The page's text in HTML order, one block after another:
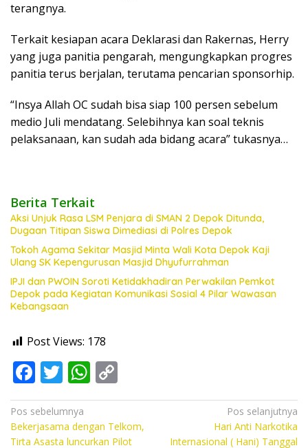
terangnya.
Terkait kesiapan acara Deklarasi dan Rakernas, Herry
yang juga panitia pengarah, mengungkapkan progres
panitia terus berjalan, terutama pencarian sponsorhip.
“Insya Allah OC sudah bisa siap 100 persen sebelum
medio Juli mendatang. Selebihnya kan soal teknis
pelaksanaan, kan sudah ada bidang acara” tukasnya…
Berita Terkait
Aksi Unjuk Rasa LSM Penjara di SMAN 2 Depok Ditunda,
Dugaan Titipan Siswa Dimediasi di Polres Depok
Tokoh Agama Sekitar Masjid Minta Wali Kota Depok Kaji
Ulang SK Kepengurusan Masjid Dhyufurrahman
IPJI dan PWOIN Soroti Ketidakhadiran Perwakilan Pemkot
Depok pada Kegiatan Komunikasi Sosial 4 Pilar Wawasan
Kebangsaan
Post Views: 178
F
ac
e
b
T
w
itt
er
W
h
at
s
o
p
y
Navigasi
pos
Pos sebelumnya
Bekerjasama dengan Telkom,
Tirta Asasta luncurkan Pilot
Pos selanjutnya
Hari Anti Narkotika
Internasional ( Hani) Tanggal